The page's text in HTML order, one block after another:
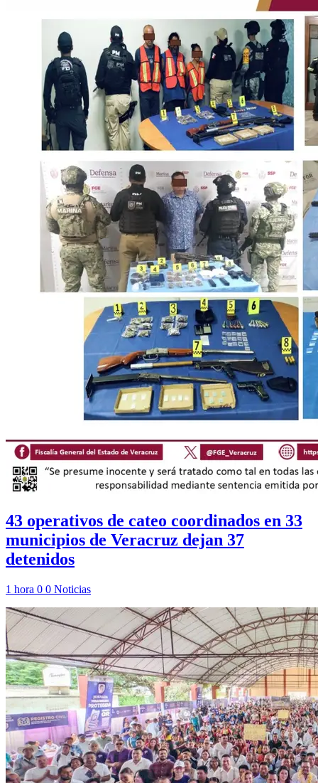
43 operativos de cateo coordinados en 33
municipios de Veracruz dejan 37
detenidos
1 hora 0 0 Noticias